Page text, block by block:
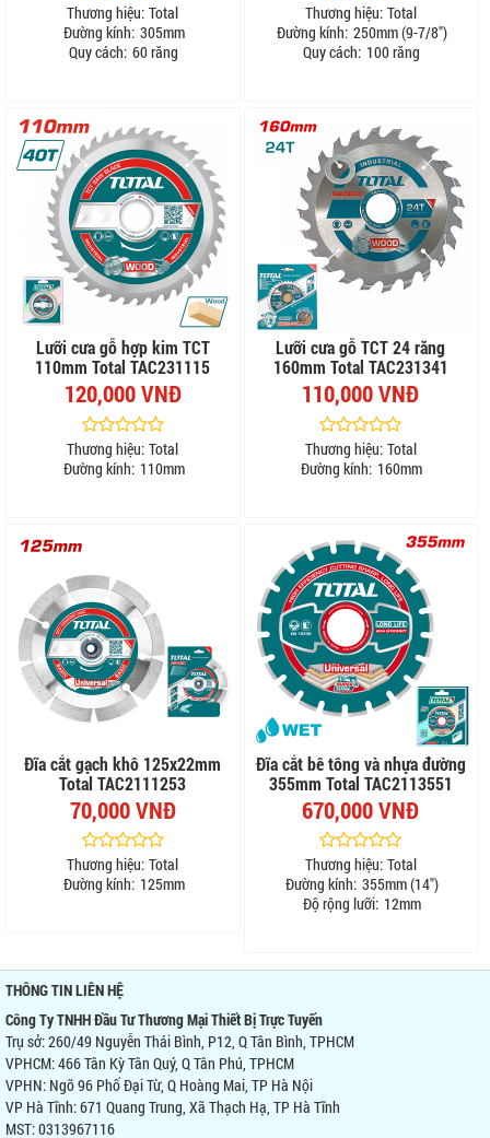
Thương hiệu: Total
Đường kính: 305mm
Quy cách: 60 răng
Thương hiệu: Total
Đường kính: 250mm (9-7/8")
Quy cách: 100 răng
Lưỡi cưa gỗ hợp kim TCT
110mm Total TAC231115
120,000 VNĐ
Thương hiệu: Total
Đường kính: 110mm
Lưỡi cưa gỗ TCT 24 răng
160mm Total TAC231341
110,000 VNĐ
Thương hiệu: Total
Đường kính: 160mm
Đĩa cắt gạch khô 125x22mm
Total TAC2111253
70,000 VNĐ
Thương hiệu: Total
Đường kính: 125mm
Đĩa cắt bê tông và nhựa đường
355mm Total TAC2113551
670,000 VNĐ
Thương hiệu: Total
Đường kính: 355mm (14")
Độ rộng lưỡi: 12mm
THÔNG TIN LIÊN HỆ
Công Ty TNHH Đầu Tư Thương Mại Thiết Bị Trực Tuyến
Trụ sở: 260/49 Nguyễn Thái Bình, P12, Q Tân Bình, TPHCM
VPHCM: 466 Tân Kỳ Tân Quý, Q Tân Phú, TPHCM
VPHN: Ngõ 96 Phố Đại Từ, Q Hoàng Mai, TP Hà Nội
VP Hà Tĩnh: 671 Quang Trung, Xã Thạch Hạ, TP Hà Tĩnh
MST: 0313967116